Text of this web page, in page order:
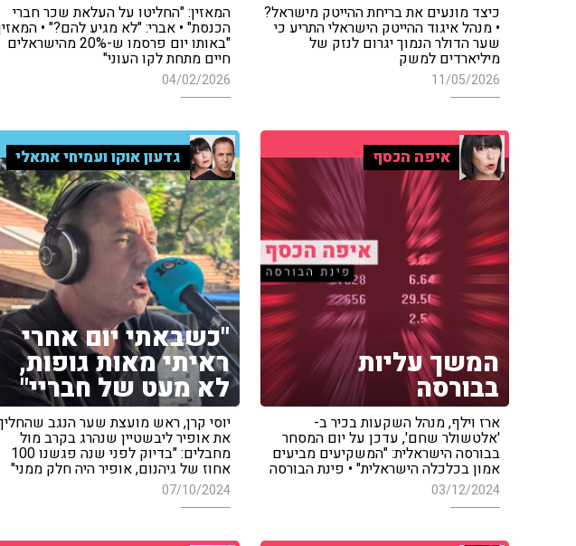
כיצד מונעים את בריחת ההייטק מישראל?
• מנהל איגוד ההייטק הישראלי התריע כי
שער הדולר הנמוך יגרום לנזק של
מיליארדים למשק
11/05/2026
המאזין: "החליטו על העלאת שכר חברי
הכנסת" • אברי: "לא מגיע להם?" •
"באותו יום פרסמו ש-20% מהישראלים
חיים מתחת לקו העוני"
04/02/2026
איפה הכסף
המשך עליות
בבורסה
ארז וילף, מנהל השקעות בכיר ב-
'אלטשולר שחם', עדכן על יום המסחר
בבורסה הישראלית: "המשקיעים מביעים
אמון בכלכלה הישראלית" • פינת הבורסה
03/12/2024
גדעון אוקו ועמיחי אתאלי
"כשבאתי יום אחרי
ראיתי מאות גופות,
לא מעט של חבריי"
יוסי קרן, ראש מועצת שער הנגב
את אופיר ליבשטיין שנהרג בקרב מול
מחבלים: "בדיוק לפני שנה פגשנו 100
אחוז של גיהנום, אופיר היה חלק ממני"
07/10/2024